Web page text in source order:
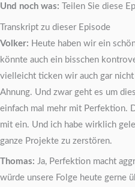
Und noch was: Teilen Sie diese
Transkript zu dieser Episode
Volker: Heute haben wir ein
könnte auch ein bisschen
vielleicht ticken wir auch gar nicht
Ahnung. Und zwar geht es um
einfach mal mehr mit Perfektion.
mit ein. Und ich habe wirklich
ganze Projekte zu zerstören.
Thomas: Ja, Perfektion macht
würde unsere Folge heute gerne